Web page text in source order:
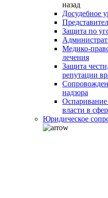
назад
Досудебное
Защита по
Медико-
лечения
Защита
репутации
надзора
Оспаривание
власти в
Юридическое